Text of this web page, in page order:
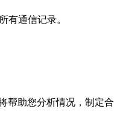
有通信记录。
帮助您分析情况，制定合